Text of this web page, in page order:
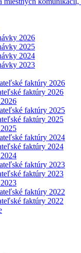
2026
2025
2024
2023
faktúry 2026
faktúry 2026
faktúry 2025
faktúry 2025
faktúry 2024
faktúry 2024
faktúry 2023
faktúry 2023
faktúry 2022
faktúry 2022